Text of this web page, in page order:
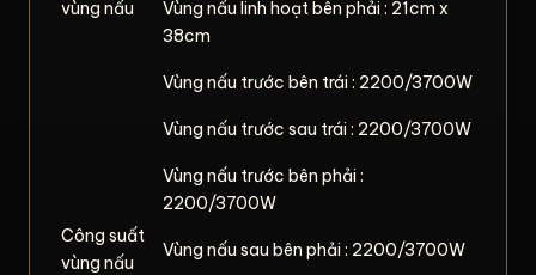
vùng nấu
Vùng nấu linh hoạt bên phải : 21cm x
38cm
Công suất
vùng nấu
Vùng nấu trước bên trái : 2200/3700W
Vùng nấu trước sau trái : 2200/3700W
Vùng nấu trước bên phải :
2200/3700W
Vùng nấu sau bên phải : 2200/3700W